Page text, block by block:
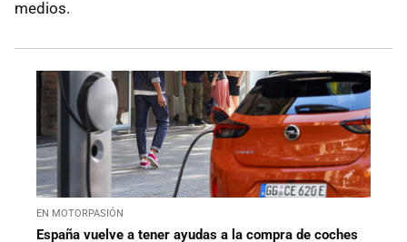
medios.
EN MOTORPASIÓN
España vuelve a tener ayudas a la compra de coches